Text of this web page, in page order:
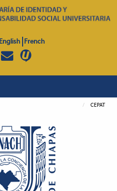
English French
CEPAT